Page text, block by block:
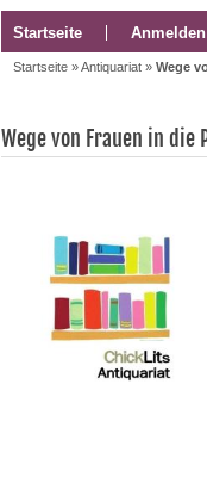
Startseite Anmelden
Startseite »Antiquariat » Wege
Wege von Frauen in die